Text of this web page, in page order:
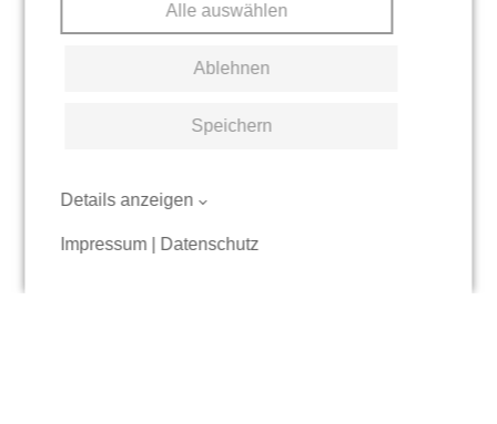
Alle auswählen
Ablehnen
Speichern
Details anzeigen
Impressum Datenschutz